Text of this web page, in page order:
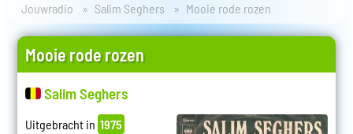
Jouwradio Salim Seghers Mooie rode rozen
Mooie rode rozen
Salim Seghers
Uitgebracht in 1975